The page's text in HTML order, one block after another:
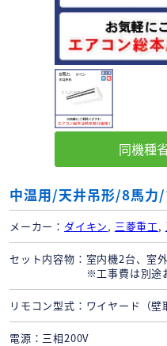
中温用/天井吊形/8馬力
メーカー ダイキン, 三菱重工,
セット内容物
室内機2台、室
※工事費は別途
リモコン型式 ワイヤード（壁
電源 三相200V
同機種